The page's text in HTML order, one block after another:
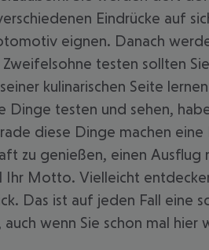
Eindrücke auf
eignen. Danach
testen sollten
kulinarischen Seite
testen und sehen,
diese Dinge machen eine
zu genießen, einen Ausflug
Ihr Motto. Vielleicht
Das ist auf jeden Fall eine
wenn Sie schon mal hier